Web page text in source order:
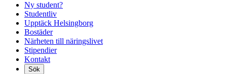
Ny student?
Studentliv
Upptäck Helsingborg
Bostäder
Närheten till näringslivet
Stipendier
Kontakt
Sök